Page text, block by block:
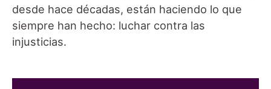
desde hace décadas, están haciendo lo que
siempre han hecho: luchar contra las
injusticias.